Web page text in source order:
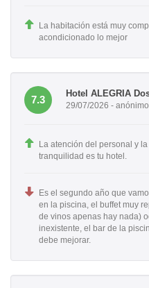
La habitación está muy
acondicionado lo mejor
7.3
Hotel ALEGRIA
29/07/2026 -
La atención del personal y
tranquilidad es tu hotel.
Es el segundo año que
en la piscina, el buffet muy
de vinos apenas hay nada)
inexistente, el bar de la
debe mejorar.